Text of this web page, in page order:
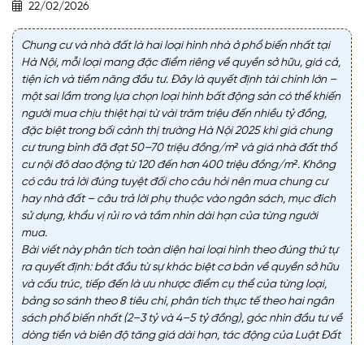
22/02/2026
Chung cư và nhà đất là hai loại hình nhà ở phổ biến nhất tại
Hà Nội, mỗi loại mang đặc điểm riêng về quyền sở hữu, giá cả,
tiện ích và tiềm năng đầu tư. Đây là quyết định tài chính lớn –
một sai lầm trong lựa chọn loại hình bất động sản có thể khiến
người mua chịu thiệt hại từ vài trăm triệu đến nhiều tỷ đồng,
đặc biệt trong bối cảnh thị trường Hà Nội 2025 khi giá chung
cư trung bình đã đạt 50–70 triệu đồng/m² và giá nhà đất thổ
cư nội đô dao động từ 120 đến hơn 400 triệu đồng/m². Không
có câu trả lời đúng tuyệt đối cho câu hỏi nên mua chung cư
hay nhà đất – câu trả lời phụ thuộc vào ngân sách, mục đích
sử dụng, khẩu vị rủi ro và tầm nhìn dài hạn của từng người
mua.
Bài viết này phân tích toàn diện hai loại hình theo đúng thứ tự
ra quyết định: bắt đầu từ sự khác biệt cơ bản về quyền sở hữu
và cấu trúc, tiếp đến là ưu nhược điểm cụ thể của từng loại,
bảng so sánh theo 8 tiêu chí, phân tích thực tế theo hai ngân
sách phổ biến nhất (2–3 tỷ và 4–5 tỷ đồng), góc nhìn đầu tư về
dòng tiền và biên độ tăng giá dài hạn, tác động của Luật Đất